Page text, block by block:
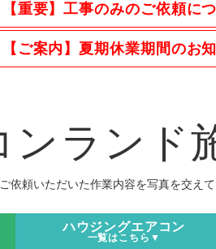
【重要】工事のみのご依頼に
【ご案内】夏期休業期間のお
ンランド
ご依頼いただいた作業内容を写真を交え
ハウジングエアコン
一覧はこちら▼